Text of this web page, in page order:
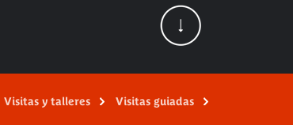
Visitas y talleres Visitas guiadas